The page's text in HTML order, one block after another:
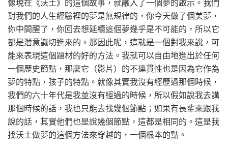
像現在《沃土》的這個故事，就融入了一個夢的啟示。我們
對我們的人生經驗裡的夢是無規律的，你今天做了個美夢，
你中間醒了，你回去想延續這個夢幾乎是不可能的，所以它
都是潛意識切進來的。那因此呢，這就是一個對我來說，可
能來表現這個題材的好的方法。我就可以自由地進出於任何
一個歷史節點，那麼它（影片）的不連貫性也是因為它作為
夢的特點，孩子的特點。就像其實我沒有經歷過那個時候，
我們的六十年代是我並沒有經過的時候，所以假如說我去講
那個時候的話，我也只能去找幾個節點；如果有長輩來跟我
說的話，其實他們也是說幾個節點，這都是相同的。這是我
找沃土做夢的這個方法來穿越的，一個根本的點。